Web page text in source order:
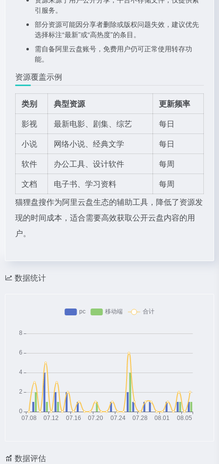
引服务。
部分资源可能因分享者删除或版权问题失效，建议优先
选择标注“最新”或“高热度”的条目。
需自备阿里云盘账号，免费用户仍可正常使用转存功
能。
资源覆盖示例
类别 典型资源
更新频率
影视
最新电影、剧集、综艺
每日
小说
网络小说、经典文学
每日
软件
办公工具、设计软件
每周
文档
电子书、学习资料
每周
猫狸盘搜作为阿里云盘生态的辅助工具，降低了资源发
现的时间成本，适合需要高效获取公开云盘内容的用
户。
数据统计
数据评估